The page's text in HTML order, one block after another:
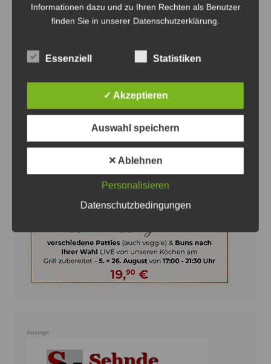
Einbruch in ein Einfamilienhaus in
10. August 2026
Anzeige
Informationen dazu und zu Ihren Rechten als Benutzer
finden Sie in unserer Datenschutzerklärung.
Essenziell Statistiken
✓ Akzeptieren
Auswahl speichern
✕ Ablehnen
Personalisieren
Datenschutzbedingungen